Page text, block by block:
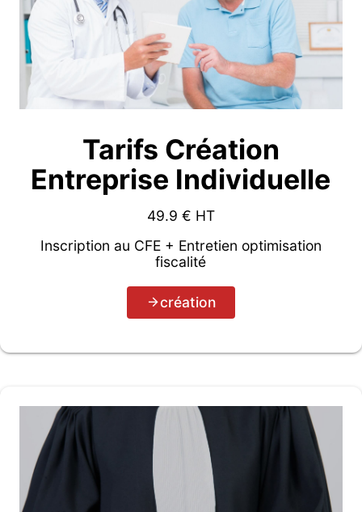
Tarifs Création
Entreprise Individuelle
49.9 € HT
Inscription au CFE + Entretien optimisation
fiscalité
création